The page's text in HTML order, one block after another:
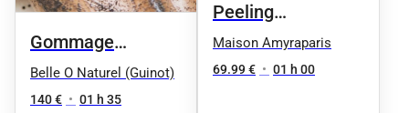
Gommage
Douceur &
massage
Belle O Naturel (Guinot)
140 € • 01 h 35
Peeling
Resurfaçant &
Peau Neuve (
Maison Amyraparis
69.99 € • 01 h 00